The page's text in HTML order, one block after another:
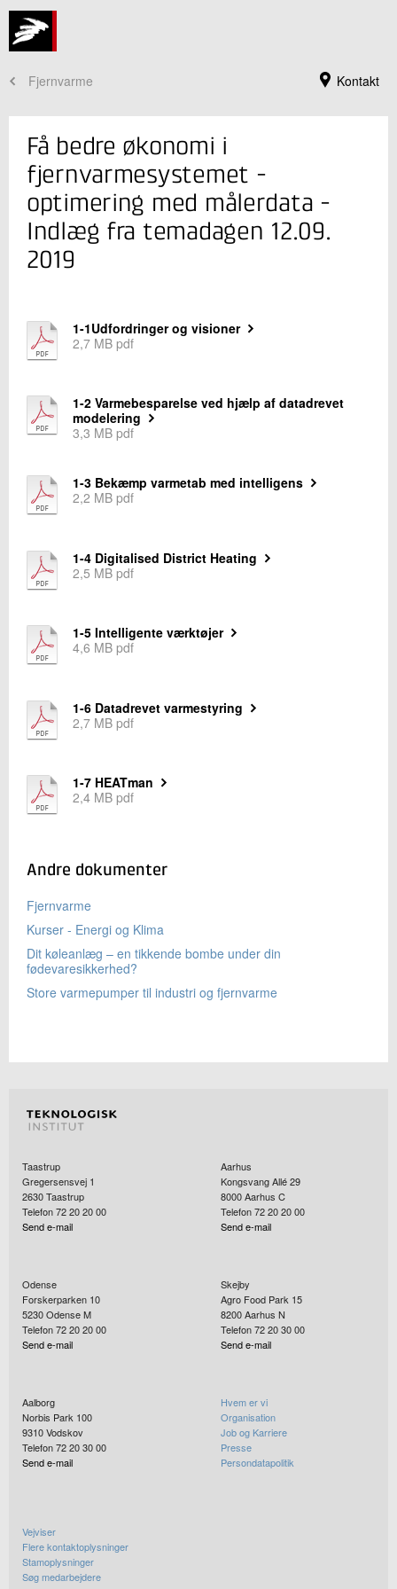
Kontakt
Fjernvarme
Jeg er din kontaktperson
Jan Nielsen
+45 72 20 12 36
Send e-mail
Skriv til mig
Få bedre økonomi i
fjernvarmesystemet -
optimering med målerdata -
Indlæg fra temadagen 12.09.
2019
1-1Udfordringer og visioner
2,7 MB pdf
1-2 Varmebesparelse ved hjælp af datadrevet
modelering
3,3 MB pdf
1-3 Bekæmp varmetab med intelligens
2,2 MB pdf
1-4 Digitalised District Heating
2,5 MB pdf
1-5 Intelligente værktøjer
4,6 MB pdf
1-6 Datadrevet varmestyring
2,7 MB pdf
1-7 HEATman
2,4 MB pdf
Andre dokumenter
Fjernvarme
Kurser - Energi og Klima
Dit køleanlæg – en tikkende bombe under din
fødevaresikkerhed?
Store varmepumper til industri og fjernvarme
Taastrup
Gregersensvej 1
2630Taastrup
Telefon 72 20 20 00
Send e-mail
Aarhus
Kongsvang Allé 29
8000Aarhus C
Telefon 72 20 20 00
Send e-mail
Odense
Forskerparken 10
5230Odense M
Telefon 72 20 20 00
Send e-mail
Skejby
Agro Food Park 15
8200Aarhus N
Telefon 72 20 30 00
Send e-mail
Aalborg
Norbis Park 100
9310Vodskov
Telefon 72 20 30 00
Send e-mail
Hvem er vi
Organisation
Job og Karriere
Presse
Persondatapolitik
Vejviser
Flere kontaktoplysninger
Stamoplysninger
Søg medarbejdere